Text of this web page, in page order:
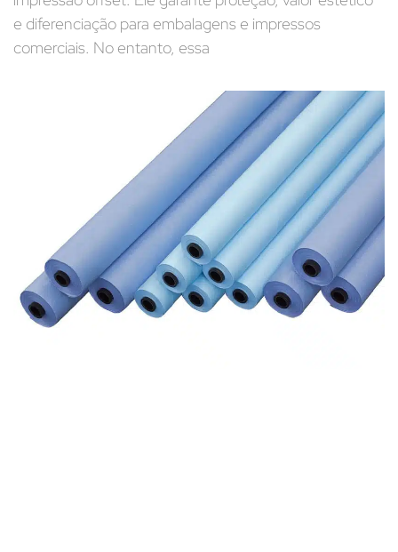
e diferenciação para embalagens e impressos
comerciais. No entanto, essa